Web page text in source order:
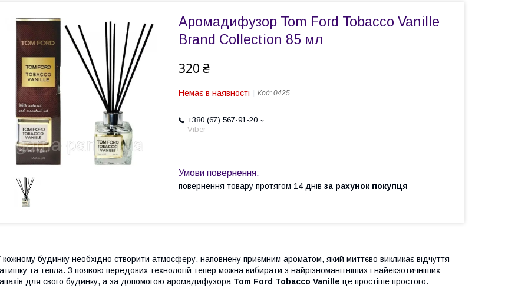
Аромадифузор Tom Ford Tobacco Vanille
Brand Collection 85 мл
320 ₴
Немає в наявності Код: 0425
+380 (67) 567-91-20
Viber
повернення товару протягом 14 днів за рахунок покупця
кожному будинку необхідно створити атмосферу, наповнену приємним ароматом, який миттєво викликає відчуття
та тепла. З появою передових технологій тепер можна вибирати з найрізноманітніших і найекзотичніших
для свого будинку, а за допомогою аромадифузора Tom Ford Tobacco Vanille це простіше простого.